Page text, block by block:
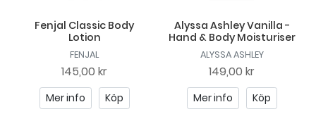
Fenjal Classic Body
Lotion
FENJAL
145,00 kr
Mer info Köp
Alyssa Ashley Vanilla -
Hand & Body Moisturiser
ALYSSA ASHLEY
149,00 kr
Mer info Köp